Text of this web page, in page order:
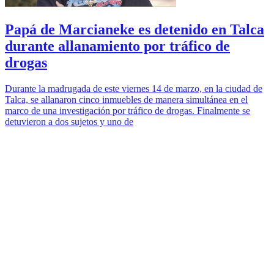
Papá de Marcianeke es detenido en Talca
durante allanamiento por tráfico de
drogas
Durante la madrugada de este viernes 14 de marzo, en la ciudad de
Talca, se allanaron cinco inmuebles de manera simultánea en el
marco de una investigación por tráfico de drogas. Finalmente se
detuvieron a dos sujetos y uno de